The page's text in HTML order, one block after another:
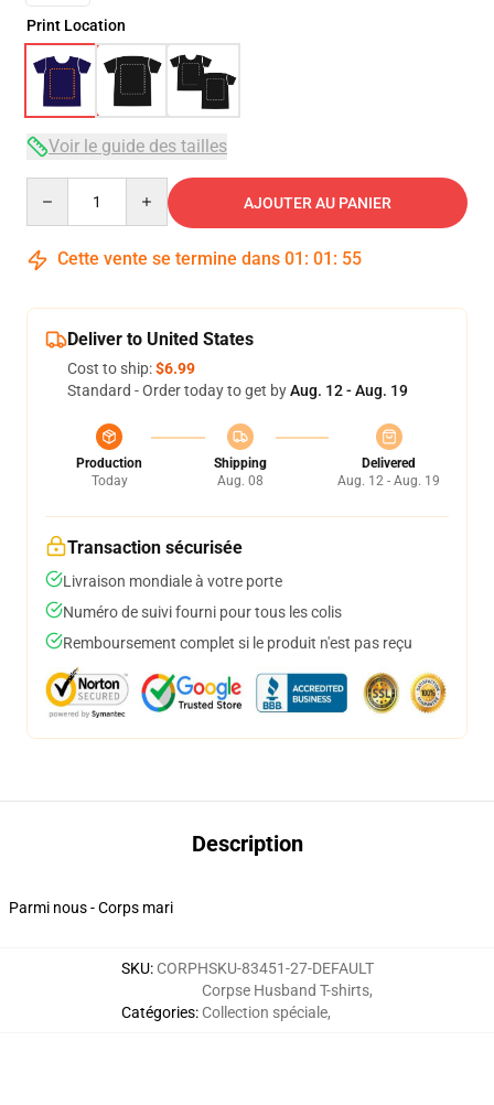
Print Location
Voir le guide des tailles
AJOUTER AU PANIER
Cette vente se termine dans 01 : 01 : 54
Deliver to United States
Cost to ship:$6.99
Standard - Order today to get byAug. 12 - Aug. 19
Production
Today
Shipping
Aug. 08
Delivered
Aug. 12 - Aug. 19
Transaction sécurisée
Livraison mondiale à votre porte
Numéro de suivi fourni pour tous les colis
Remboursement complet si le produit n'est pas reçu
Description
Parmi nous - Corps mari
SKU: CORPHSKU-83451-27-DEFAULT
Catégories:
Corpse Husband T-shirts,
Collection spéciale,